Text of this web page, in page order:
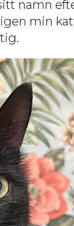
namn
min